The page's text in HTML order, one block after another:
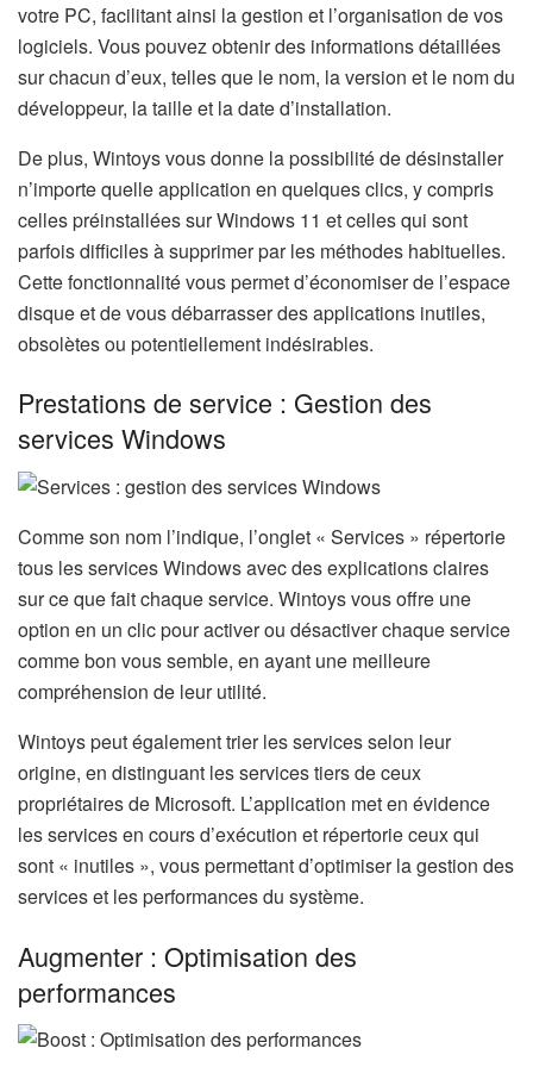
votre PC, facilitant ainsi la gestion et l’organisation de vos
logiciels. Vous pouvez obtenir des informations détaillées
sur chacun d’eux, telles que le nom, la version et le nom du
développeur, la taille et la date d’installation.
De plus, Wintoys vous donne la possibilité de désinstaller
n’importe quelle application en quelques clics, y compris
celles préinstallées sur Windows 11 et celles qui sont
parfois difficiles à supprimer par les méthodes habituelles.
Cette fonctionnalité vous permet d’économiser de l’espace
disque et de vous débarrasser des applications inutiles,
obsolètes ou potentiellement indésirables.
Prestations de service : Gestion des
services Windows
Comme son nom l’indique, l’onglet « Services » répertorie
tous les services Windows avec des explications claires
sur ce que fait chaque service. Wintoys vous offre une
option en un clic pour activer ou désactiver chaque service
comme bon vous semble, en ayant une meilleure
compréhension de leur utilité.
Wintoys peut également trier les services selon leur
origine, en distinguant les services tiers de ceux
propriétaires de Microsoft. L’application met en évidence
les services en cours d’exécution et répertorie ceux qui
sont « inutiles », vous permettant d’optimiser la gestion des
services et les performances du système.
Augmenter : Optimisation des
performances